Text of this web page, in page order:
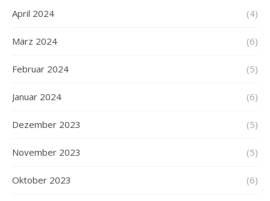
April 2024 (4)
März 2024 (6)
Februar 2024 (5)
Januar 2024 (6)
Dezember 2023 (5)
November 2023 (5)
Oktober 2023 (6)